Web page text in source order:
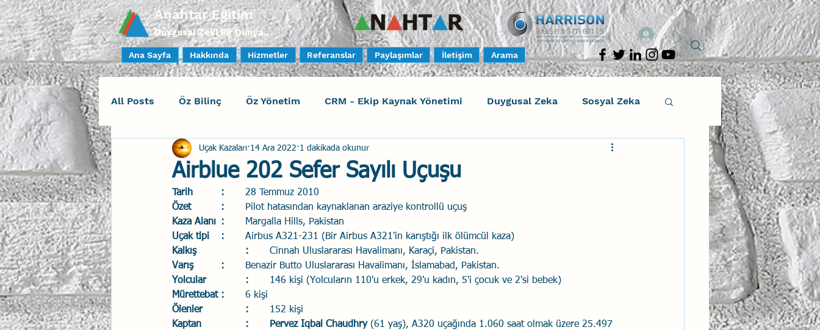
Anahtar Eğitim
Duygusal Zeki Bir Dünya..
Ana Sayfa Hakkında Hizmetler Referanslar Paylaşımlar İletişim Arama
Giriş
All Posts Öz Bilinç Öz Yönetim CRM - Ekip Kaynak Yönetimi Duygusal Zeka Sosyal Zeka
Sosyal Bilinç İlişki Yönetimi Harrison Assessments
Yaratıcı Drama İnsan Faktörleri - Human Factors
Duygusal Zeka Koçluğu Uçak Kazaları Sosyal Zekâ Eğiticinin Eğitimi
İlişki Yönetimi Sun Tzu Savaş Sanatı
Airblue 202 Sefer Sayılı Uçuşu
Uçak Kazaları 14 Ara 2022 1 dakikada okunur
Tarih		:
	28 Temmuz 2010
Özet		:
	Pilot hatasından kaynaklanan araziye kontrollü uçuş
Kaza Alanı	:
	Margalla Hills, Pakistan
Uçak tipi	:
	Airbus A321-231 (Bir Airbus A321'in karıştığı ilk ölümcül kaza)
Kalkış		:
	Cinnah Uluslararası Havalimanı, Karaçi, Pakistan.
Varış		:
	Benazir Butto Uluslararası Havalimanı, İslamabad, Pakistan.
Yolcular		:
	146 kişi (Yolcuların 110'u erkek, 29'u kadın, 5'i çocuk ve 2'si bebek)
Mürettebat	:
	6 kişi
Ölenler		:
	152 kişi
Kaptan		:	Pervez Iqbal Chaudhry (61 yaş), A320 uçağında 1.060 saat olmak üzere 25.497